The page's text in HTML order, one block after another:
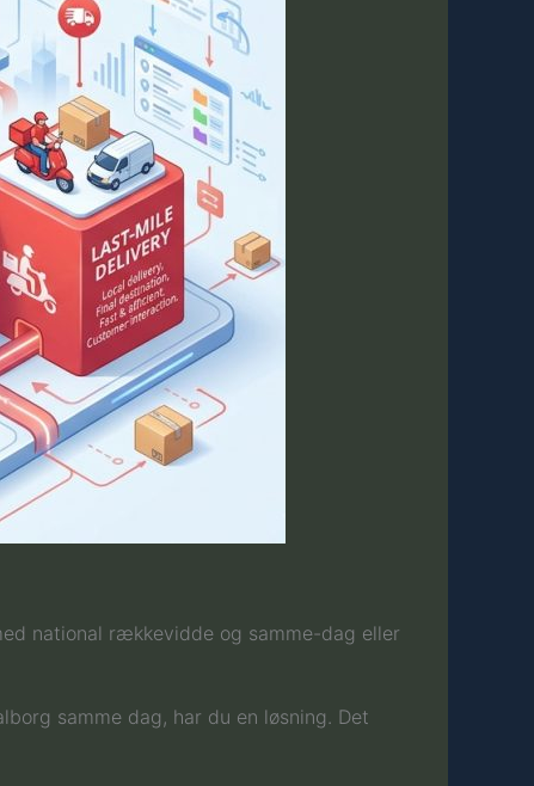
national rækkevidde og samme-dag eller
samme dag, har du en løsning. Det